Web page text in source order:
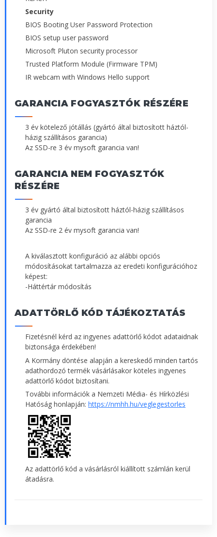
Security
BIOS Booting User Password Protection
BIOS setup user password
Microsoft Pluton security processor
Trusted Platform Module (Firmware TPM)
IR webcam with Windows Hello support
GARANCIA FOGYASZTÓK RÉSZÉRE
3 év kötelező jótállás (gyártó által biztosított háztól-
házig szállításos garancia)
Az SSD-re 3 év mysoft garancia van!
GARANCIA NEM FOGYASZTÓK
RÉSZÉRE
3 év gyártó által biztosított háztól-házig szállításos
garancia
Az SSD-re 2 év mysoft garancia van!
A kiválasztott konfiguráció az alábbi opciós
módosításokat tartalmazza az eredeti konfigurációhoz
képest:
-Háttértár módosítás
ADATTÖRLŐ KÓD TÁJÉKOZTATÁS
Fizetésnél kérd az ingyenes adattörlő kódot adataidnak
biztonsága érdekében!
A Kormány döntése alapján a kereskedő minden tartós
adathordozó termék vásárlásakor köteles ingyenes
adattörlő kódot biztosítani.
További információk a Nemzeti Média- és Hírközlési
Hatóság honlapján: https://nmhh.hu/veglegestorles
Az adattörlő kód a vásárlásról kiállított számlán kerül
átadásra.